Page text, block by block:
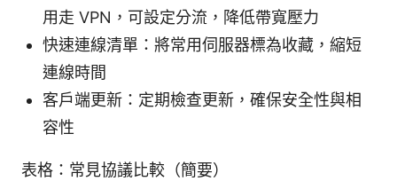
用走 VPN，可設定分流，降低帶寬壓力
快速連線清單：將常用伺服器標為收藏，縮短
連線時間
客戶端更新：定期檢查更新，確保安全性與相
容性
表格：常見協議比較（簡要）